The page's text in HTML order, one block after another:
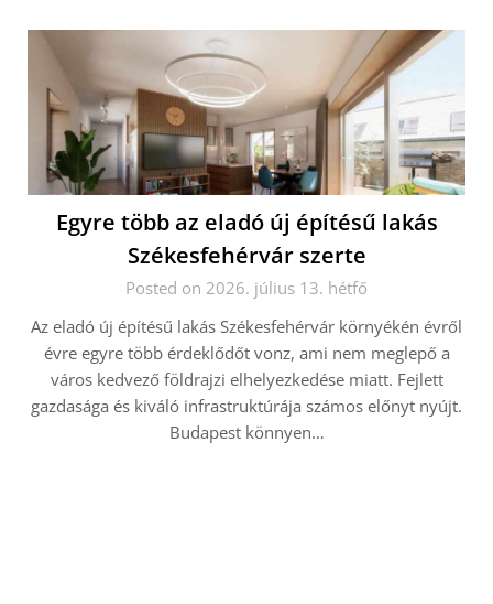
Egyre több az eladó új építésű lakás
Székesfehérvár szerte
Posted on 2026. július 13. hétfő
Az eladó új építésű lakás Székesfehérvár környékén évről
évre egyre több érdeklődőt vonz, ami nem meglepő a
város kedvező földrajzi elhelyezkedése miatt. Fejlett
gazdasága és kiváló infrastruktúrája számos előnyt nyújt.
Budapest könnyen…